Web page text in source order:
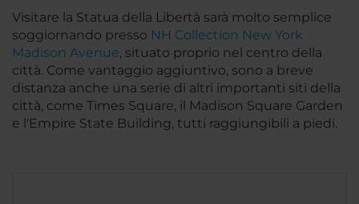
Visitare la Statua della Libertà sarà molto semplice
soggiornando presso NH Collection New York
Madison Avenue, situato proprio nel centro della
città. Come vantaggio aggiuntivo, sono a breve
distanza anche una serie di altri importanti siti della
città, come Times Square, il Madison Square Garden
e l'Empire State Building, tutti raggiungibili a piedi.